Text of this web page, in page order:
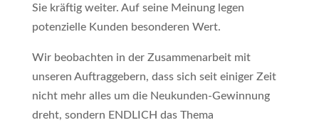
Sie kräftig weiter. Auf seine Meinung legen
potenzielle Kunden besonderen Wert.
Wir beobachten in der Zusammenarbeit mit
unseren Auftraggebern, dass sich seit einiger Zeit
nicht mehr alles um die Neukunden-Gewinnung
dreht, sondern ENDLICH das Thema